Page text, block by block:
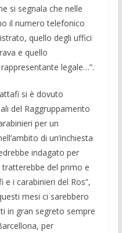
si segnala che nelle
il numero telefonico
quello degli uffici
e quello
legale…”.
si è dovuto
del Raggruppamento
per un
di un’inchiesta
indagato per
del primo e
i carabinieri del Ros”,
mesi ci sarebbero
in gran segreto sempre
per